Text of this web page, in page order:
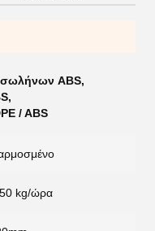
σωλήνων ABS,
,
/ ABS
kg/ώρα